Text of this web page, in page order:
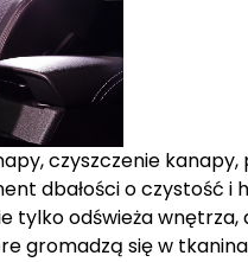
czyszczenie
dbałości o czystość i
tylko odświeża
gromadzą się w